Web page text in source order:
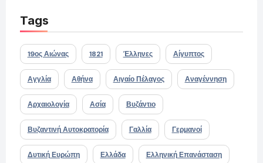
Tags
19ος Αιώνας 1821 Έλληνες Αίγυπτος
Αγγλία Αθήνα Αιγαίο Πέλαγος Αναγέννηση
Αρχαιολογία Ασία Βυζάντιο
Βυζαντινή Αυτοκρατορία Γαλλία Γερμανοί
Δυτική Ευρώπη Ελλάδα Ελληνική Επανάσταση